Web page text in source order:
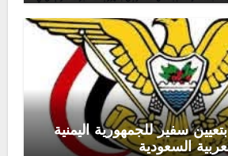
سفير للجمهورية اليمنية
السعودية